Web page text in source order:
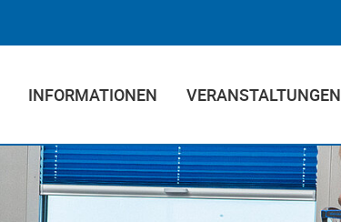
INFORMATIONEN VERANSTALTUNGEN